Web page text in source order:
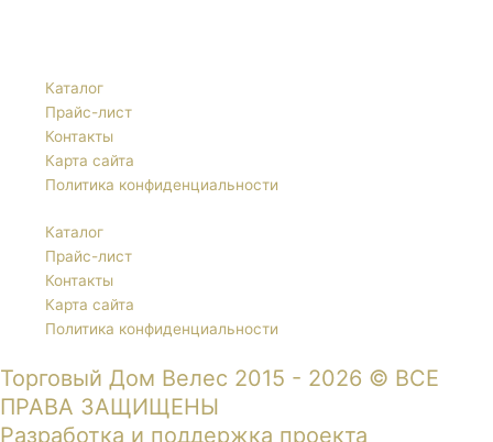
Каталог
Прайс-лист
Контакты
Карта сайта
Политика конфиденциальности
Каталог
Прайс-лист
Контакты
Карта сайта
Политика конфиденциальности
Торговый Дом Велес 2015 - 2026 © ВСЕ
ПРАВА ЗАЩИЩЕНЫ
Разработка и поддержка проекта